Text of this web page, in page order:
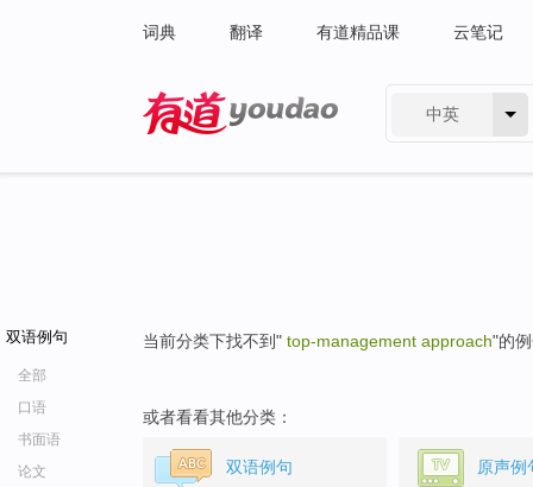
词典 翻译 有道精品课 云笔记
中英
双语例句
全部
口语
书面语
论文
当前分类下找不到" top-management approach"的
或者看看其他分类：
双语例句 原声例